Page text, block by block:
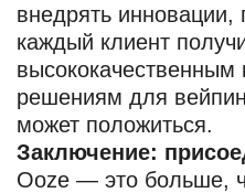
внедрять инновации,
каждый клиент
высококачественным
решениям для
может положиться.
Заключение:
Ooze — это больше,